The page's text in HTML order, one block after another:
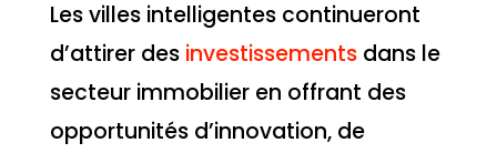
Les villes intelligentes continueront
d’attirer des investissementsdans le
secteur immobilier en offrant des
opportunités d’innovation, de